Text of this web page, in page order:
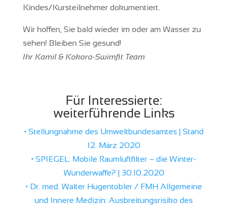
Kindes/Kursteilnehmer dokumentiert.
Wir hoffen, Sie bald wieder im oder am Wasser zu
sehen! Bleiben Sie gesund!
Ihr Kamil & Kokoro-Swimfit Team
Für Interessierte:
weiterführende Links
• Stellungnahme des Umweltbundesamtes | Stand
12. März 2020
• SPIEGEL: Mobile Raumluftfilter – die Winter-
Wunderwaffe? | 30.10.2020
• Dr. med. Walter Hugentobler / FMH Allgemeine
und Innere Medizin: Ausbreitungsrisiko des